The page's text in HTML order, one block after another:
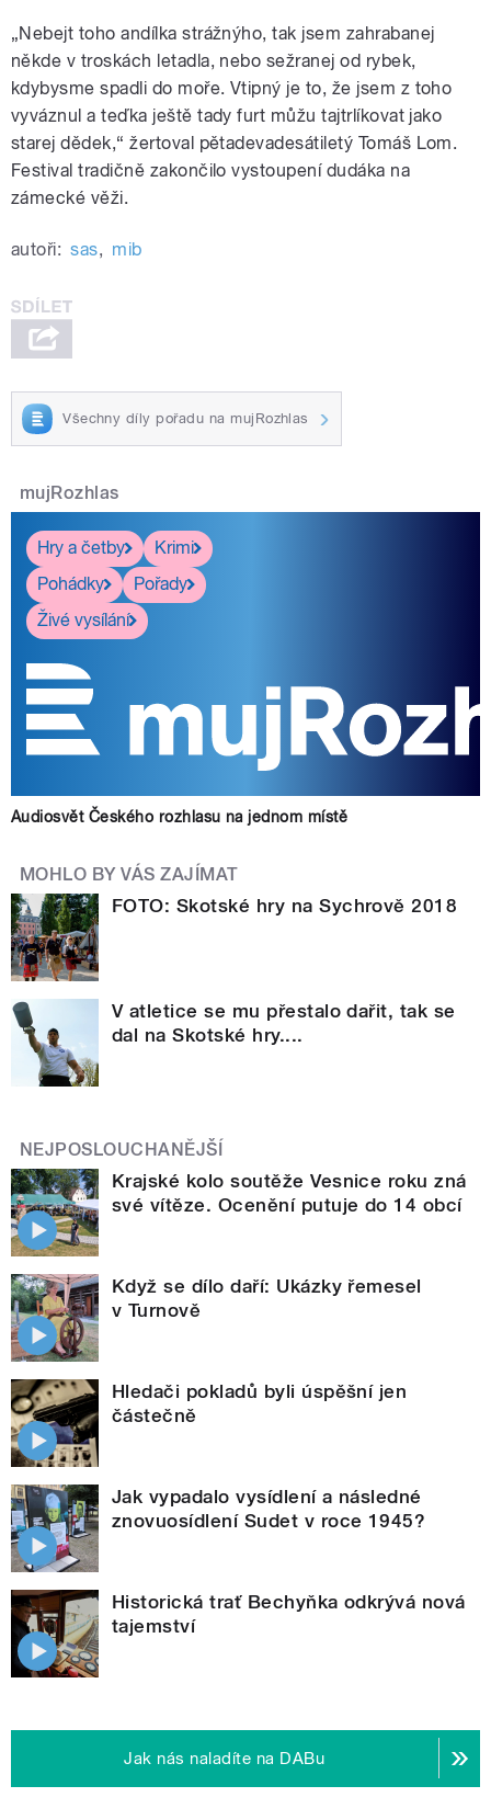
„Nebejt toho andílka strážnýho, tak jsem zahrabanej
někde v troskách letadla, nebo sežranej od rybek,
kdybysme spadli do moře. Vtipný je to, že jsem z toho
vyváznul a teďka ještě tady furt můžu tajtrlíkovat jako
starej dědek,“ žertoval pětadevadesátiletý Tomáš Lom.
Festival tradičně zakončilo vystoupení dudáka na
zámecké věži.
autoři: sas, mib
Všechny díly pořadu na mujRozhlas
mujRozhlas
Hry a četby
Krimi
Pohádky
Pořady
Živé vysílání
Audiosvět Českého rozhlasu na jednom místě
MOHLO BY VÁS ZAJÍMAT
FOTO: Skotské hry na Sychrově 2018
V atletice se mu přestalo dařit, tak se
dal na Skotské hry....
NEJPOSLOUCHANĚJŠÍ
Krajské kolo soutěže Vesnice roku zná
své vítěze. Ocenění putuje do 14 obcí
Když se dílo daří: Ukázky řemesel
v Turnově
Hledači pokladů byli úspěšní jen
částečně
Jak vypadalo vysídlení a následné
znovuosídlení Sudet v roce 1945?
Historická trať Bechyňka odkrývá nová
tajemství
Jak nás naladíte na DABu